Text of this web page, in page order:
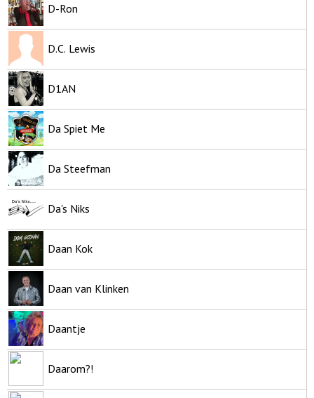
D-Ron
D.C. Lewis
D1AN
Da Spiet Me
Da Steefman
Da's Niks
Daan Kok
Daan van Klinken
Daantje
Daarom?!